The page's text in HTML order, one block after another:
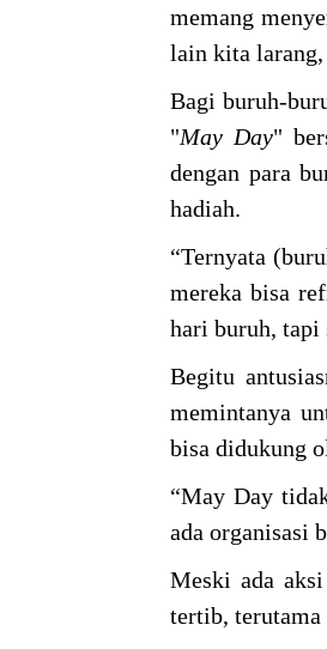
memang
lain kita larang,
Bagi buruh-
"May Day"
dengan para
hadiah.
“Ternyata
mereka bisa
hari buruh, tapi
Begitu
memintanya
bisa didukung
“May Day
ada organisasi
Meski ada
tertib, terutama